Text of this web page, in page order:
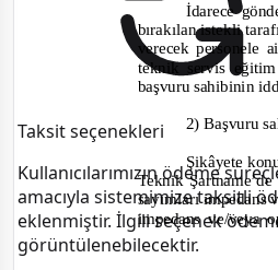
Taksit seçenekleri
Kullanıcılarımızın ödeme
amacıyla sistemimize taksitli
eklenmiştir. İlgili seçenek
görüntülenebilecektir.
İdarece
bırakılan istekli
verecek personele
teknik servis
başvuru sahibinin
2) Başvuru
Şikâyete
Teknik Şartname’de
sayımları impedans
impedans ve/veya